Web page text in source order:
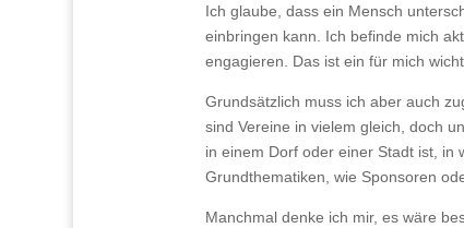
Ich glaube, dass ein Mensch
einbringen kann. Ich befinde mich
engagieren. Das ist ein für mich
Grundsätzlich muss ich aber auch
sind Vereine in vielem gleich, doch
in einem Dorf oder einer Stadt ist, in
Grundthematiken, wie Sponsoren
Manchmal denke ich mir, es wäre